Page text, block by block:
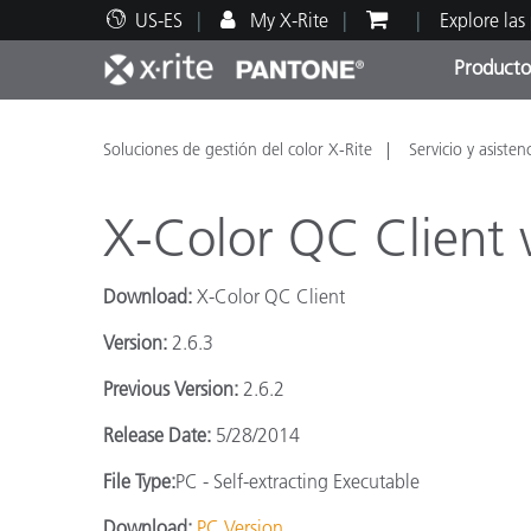
US-ES My X-Rite Explore
Principales productos
Impresión y Empaques
Automotriz
Soporte técnico
Recursos educativos
Soluciones de gestión del color X-Rite Servicio y
X-Color QC Client
Download: X-Color QC Client
Version: 2.6.3
Previous Version: 2.6.2
Release Date: 5/28/2014
File Type:PC - Self-extracting Executable